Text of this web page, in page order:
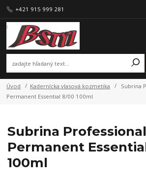
+421 915 999 281
Úvod Kadernícka vlasová kozmetika
Subrina
Permanent Essential 8/00 100ml
Subrina
Permanent
100ml